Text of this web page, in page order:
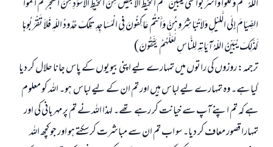
اللّهُ لَكُمْ وَكُلُواْ وَاشْرَبُواْ حَتَّى يَتَبَيَّنَ لَكُمُ الْخَيْطُ الأَبْيَضُ مِنَ الْخَيْطِ الأَسْوَدِ مِنَ الْفَجْرِ ثُمَّ أَتِمُّواْ
الصِّيَامَ إِلَى الَّليْلِ وَلاَ تُبَاشِرُوهُنَّ وَأَنتُمْ عَاكِفُونَ فِي الْمَسَاجِدِ تِلْكَ حُدُودُ اللّهِ فَلاَ تَقْرَبُوهَا
كَذَلِكَ يُبَيِّنُ اللّهُ آيَاتِهِ لِلنَّاسِ لَعَلَّهُمْ يَتَّقُونَ)
ترجمہ: روزوں کی راتوں میں تمہارے لیے اپنی بیویوں کے پاس جانا حلال کر دیا
گیا ہے۔ وہ تمہارے لیے لباس ہیں اور تم ان کے لیے لباس ہو۔ اللہ کو معلوم
ہے کہ تم اپنے آپ سے خیانت کر رہے تھے۔ لہذا اللہ نے تم پر مہربانی کی اور
تمہارا قصور معاف کر دیا۔ سو اب تم ان سے مباشرت کر سکتے ہو اور جو کچھ اللہ